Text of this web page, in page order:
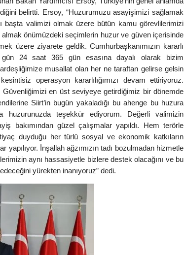
belirtti. Ersoy, “Huzurumuzu asayişimizi sağlamak
başta valimizi olmak üzere bütün kamu görevlilerimizi
önümüzdeki seçimlerin huzur ve güven içerisinde
üzere ziyarete geldik. Cumhurbaşkanımızın kararlı
gün 24 saat 365 gün esasına dayalı olarak bizim
musallat olan her ne taraftan gelirse gelsin
operasyon kararlılığımızı devam ettiriyoruz.
en üst seviyeye getirdiğimiz bir dönemde
Siirt’in bugün yakaladığı bu ahenge bu huzura
huzurunuzda teşekkür ediyorum. Değerli valimizin
bakımından güzel çalışmalar yapıldı. Hem terörle
duyduğu her türlü sosyal ve ekonomik katkıların
İnşallah ağzımızın tadı bozulmadan hizmetle
aynı hassasiyetle bizlere destek olacağını ve bu
yürekten inanıyoruz” dedi.